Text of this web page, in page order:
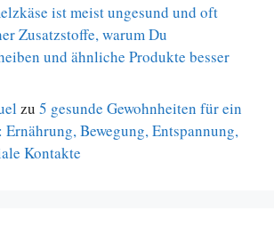
ist meist ungesund und oft
Zusatzstoffe, warum Du
und ähnliche Produkte besser
zu 5 gesunde Gewohnheiten für ein
Ernährung, Bewegung, Entspannung,
Kontakte